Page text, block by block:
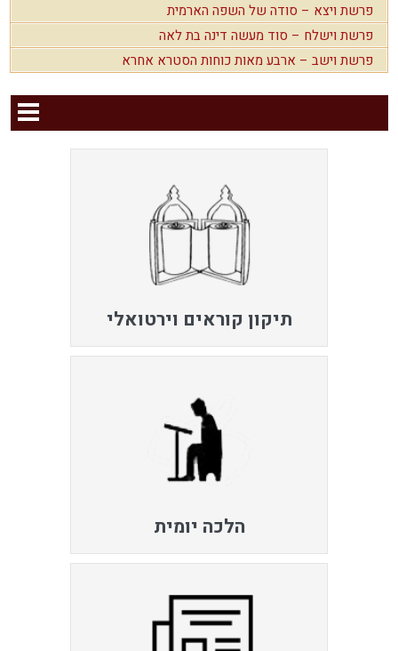
פרשת ויצא – סודה של השפה הארמית
פרשת וישלח – סוד מעשה דינה בת לאה
פרשת וישב – ארבע מאות כוחות הסטרא אחרא
תיקון קוראים וירטואלי
הלכה יומית